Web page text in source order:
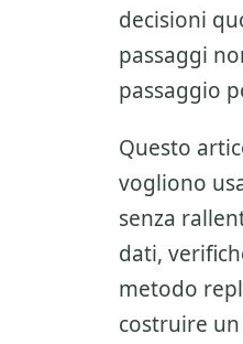
decisioni
passaggi
passaggio
Questo
vogliono
senza
dati,
metodo
costruire